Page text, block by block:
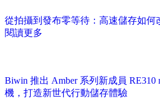
從拍攝到發布零等待：高速儲存如何
閱讀更多
Biwin 推出 Amber 系列新成員 RE310
機，打造新世代行動儲存體驗